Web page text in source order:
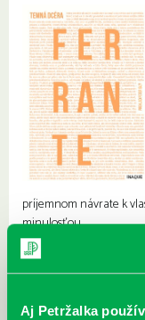
Aj Petržalka
príjemnom návrate k
minulosťou.